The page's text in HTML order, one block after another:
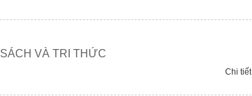
SÁCH VÀ TRI THỨC
Chi tiết